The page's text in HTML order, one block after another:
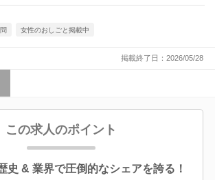
女性のおしごと掲載中
掲載終了日：2026/05/28
この求人のポイント
史 & 業界で圧倒的なシェアを誇る！